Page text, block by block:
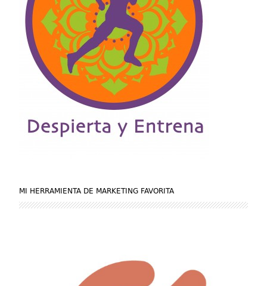
MI HERRAMIENTA DE MARKETING FAVORITA